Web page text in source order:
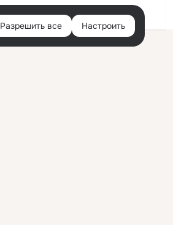
Войти
Разрешить все Настроить